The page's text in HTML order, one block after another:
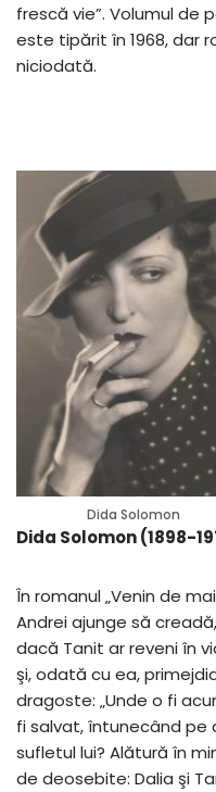
frescă vie”. Volumul de
este tipărit în 1968, dar
niciodată.
Dida Solomon
Dida Solomon (1898-
În romanul „Venin de
Andrei ajunge să
dacă Tanit ar reveni în
şi, odată cu ea,
dragoste: „Unde o fi
fi salvat, întunecând
sufletul lui? Alătură în
de deosebite: Dalia şi